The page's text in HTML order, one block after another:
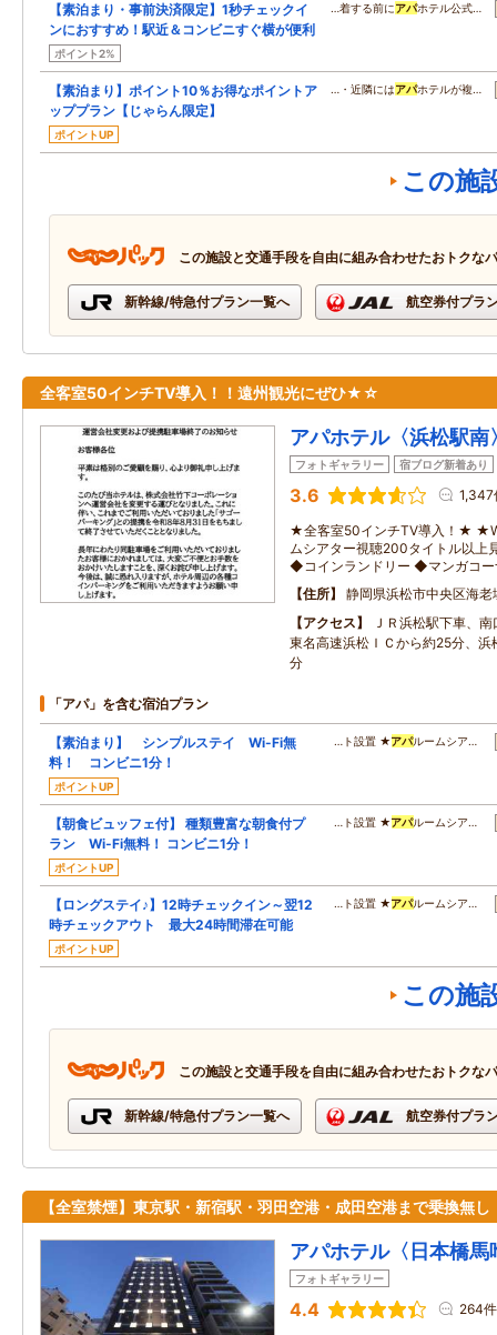
【素泊まり・事前決済限定】1秒チェックイ
ンにおすすめ！駅近＆コンビニすぐ横が便利
ポイント2%
…着する前にアパホテル公式…
【素泊まり】ポイント10％お得なポイントア
ッププラン【じゃらん限定】
ポイントUP
…・近隣にはアパホテルが複…
この施
この施設と交通手段を自由に組み合わせたおトクな
新幹線/特急付プラン一覧へ 航空券付プラ
全客室50インチTV導入！！遠州観光にぜひ★☆
アパホテル〈浜松駅南
フォトギャラリー 宿ブログ新着あり
3.6 1,347
★全客室50インチTV導入！★
ムシアター視聴200タイトル以上
◆コインランドリー ◆マンガコー
住所
静岡県浜松市中央区海
アクセス
ＪＲ浜松駅下車、
東名高速浜松ＩＣから約25分、
分
「アパ」を含む宿泊プラン
【素泊まり】 シンプルステイ Wi-Fi無
料！ コンビニ1分！
ポイントUP
…ト設置 ★アパルームシア…
【朝食ビュッフェ付】 種類豊富な朝食付プ
ラン Wi-Fi無料！ コンビニ1分！
ポイントUP
…ト設置 ★アパルームシア…
【ロングステイ♪】12時チェックイン～翌12
時チェックアウト 最大24時間滞在可能
ポイントUP
…ト設置 ★アパルームシア…
この施
この施設と交通手段を自由に組み合わせたおトクな
新幹線/特急付プラン一覧へ 航空券付プラ
【全室禁煙】東京駅・新宿駅・羽田空港・成田空港まで乗換無し
アパホテル〈日本橋馬
フォトギャラリー
4.4 264件